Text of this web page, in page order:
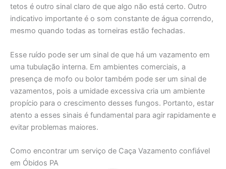
tetos é outro sinal claro de que algo não está certo. Outro
indicativo importante é o som constante de água correndo,
mesmo quando todas as torneiras estão fechadas.
Esse ruído pode ser um sinal de que há um vazamento em
uma tubulação interna. Em ambientes comerciais, a
presença de mofo ou bolor também pode ser um sinal de
vazamentos, pois a umidade excessiva cria um ambiente
propício para o crescimento desses fungos. Portanto, estar
atento a esses sinais é fundamental para agir rapidamente e
evitar problemas maiores.
Como encontrar um serviço de Caça Vazamento confiável
em Óbidos PA